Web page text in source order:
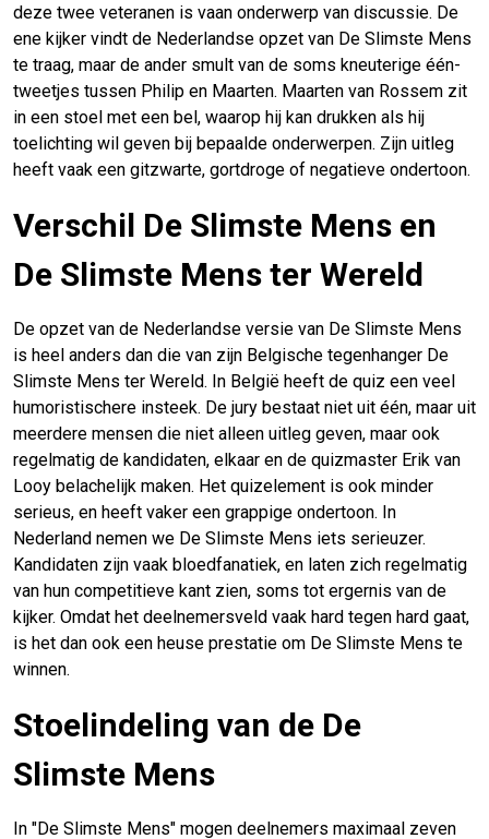
deze twee veteranen is vaan onderwerp van discussie. De
ene kijker vindt de Nederlandse opzet van De Slimste Mens
te traag, maar de ander smult van de soms kneuterige één-
tweetjes tussen Philip en Maarten. Maarten van Rossem zit
in een stoel met een bel, waarop hij kan drukken als hij
toelichting wil geven bij bepaalde onderwerpen. Zijn uitleg
heeft vaak een gitzwarte, gortdroge of negatieve ondertoon.
Verschil De Slimste Mens en
De Slimste Mens ter Wereld
De opzet van de Nederlandse versie van De Slimste Mens
is heel anders dan die van zijn Belgische tegenhanger De
Slimste Mens ter Wereld. In België heeft de quiz een veel
humoristischere insteek. De jury bestaat niet uit één, maar uit
meerdere mensen die niet alleen uitleg geven, maar ook
regelmatig de kandidaten, elkaar en de quizmaster Erik van
Looy belachelijk maken. Het quizelement is ook minder
serieus, en heeft vaker een grappige ondertoon. In
Nederland nemen we De Slimste Mens iets serieuzer.
Kandidaten zijn vaak bloedfanatiek, en laten zich regelmatig
van hun competitieve kant zien, soms tot ergernis van de
kijker. Omdat het deelnemersveld vaak hard tegen hard gaat,
is het dan ook een heuse prestatie om De Slimste Mens te
winnen.
Stoelindeling van de De
Slimste Mens
In "De Slimste Mens" mogen deelnemers maximaal zeven